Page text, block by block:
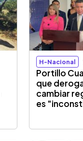
H-Nacional
Portillo
que
cambiar
es